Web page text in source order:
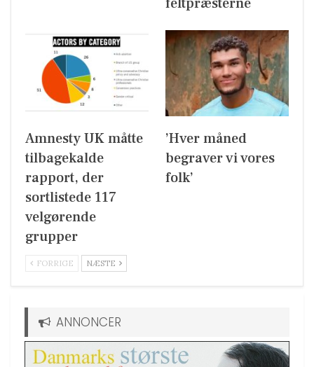
Amnesty UK måtte
tilbagekalde
rapport, der
sortlistede 117
velgørende
grupper
’Hver måned
begraver vi vores
folk’
FORRIGE NÆSTE
ANNONCER